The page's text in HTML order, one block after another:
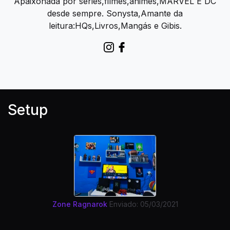
desde sempre. Sonysta,Amante da
leitura:HQs,Livros,Mangás e Gibis.
Setup
Zone RagnarokEnviado: 05/03/2021